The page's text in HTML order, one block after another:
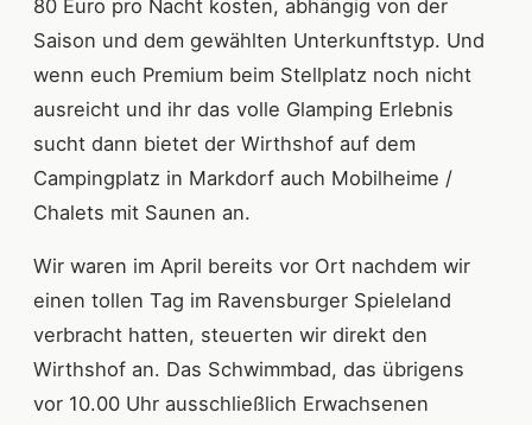
80 Euro pro Nacht kosten, abhängig von der
Saison und dem gewählten Unterkunftstyp. Und
wenn euch Premium beim Stellplatz noch nicht
ausreicht und ihr das volle Glamping Erlebnis
sucht dann bietet der Wirthshof auf dem
Campingplatz in Markdorf auch Mobilheime /
Chalets mit Saunen an.
Wir waren im April bereits vor Ort nachdem wir
einen tollen Tag im Ravensburger Spieleland
verbracht hatten, steuerten wir direkt den
Wirthshof an. Das Schwimmbad, das übrigens
vor 10.00 Uhr ausschließlich Erwachsenen